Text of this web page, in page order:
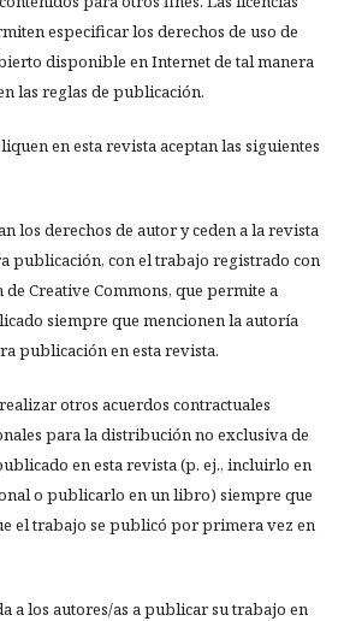
especificar los derechos de uso de
disponible en Internet de tal manera
las reglas de publicación.
en esta revista aceptan las siguientes
los derechos de autor y ceden a la revista
publicación, con el trabajo registrado con
Creative Commons, que permite a
siempre que mencionen la autoría
publicación en esta revista.
otros acuerdos contractuales
para la distribución no exclusiva de
en esta revista (p. ej., incluirlo en
o publicarlo en un libro) siempre que
el trabajo se publicó por primera vez en
a los autores/as a publicar su trabajo en